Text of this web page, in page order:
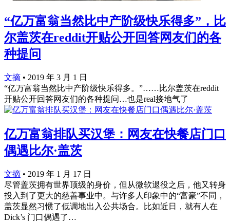
“亿万富翁当然比中产阶级快乐得多”，比
尔盖茨在reddit开贴公开回答网友们的各
种提问
文摘 • 2019 年 3 月 1 日
“亿万富翁当然比中产阶级快乐得多。”……比尔盖茨在reddit
开贴公开回答网友们的各种提问…也是real接地气了
亿万富翁排队买汉堡：网友在快餐店门口
偶遇比尔·盖茨
文摘 • 2019 年 1 月 17 日
尽管盖茨拥有世界顶级的身价，但从微软退役之后，他又转身
投入到了更大的慈善事业中。与许多人印象中的“富豪”不同，
盖茨显然习惯了低调地出入公共场合。比如近日，就有人在
Dick’s 门口偶遇了…